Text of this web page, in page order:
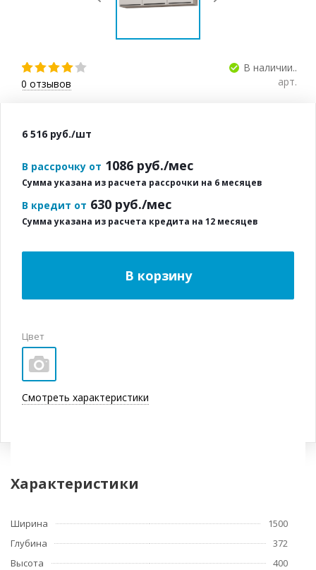
0 отзывов
В наличии..
арт.
6 516 руб./шт
В рассрочку от 1086 руб./мес
Сумма указана из расчета рассрочки на 6 месяцев
В кредит от 630 руб./мес
Сумма указана из расчета кредита на 12 месяцев
Цвет
Смотреть характеристики
В корзину
Характеристики
Ширина
1500
Глубина
372
Высота
400